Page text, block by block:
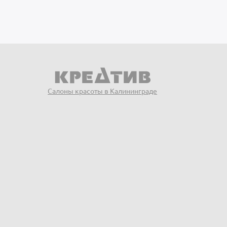
Салоны красоты в Калининграде